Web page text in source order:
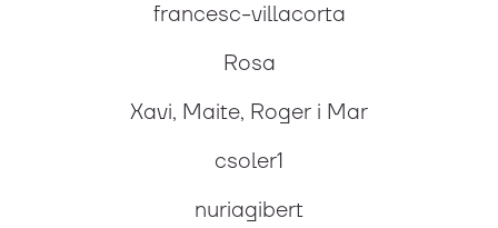
francesc-villacorta
Rosa
Xavi, Maite, Roger i Mar
csoler1
nuriagibert